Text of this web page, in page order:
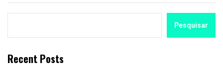
Pesquisar
Recent Posts